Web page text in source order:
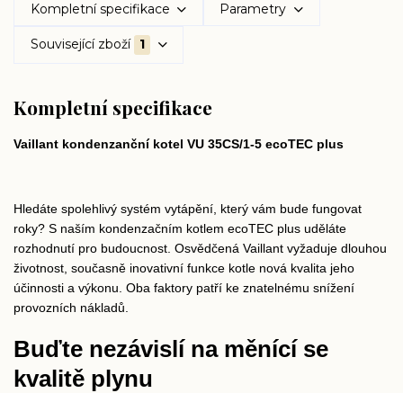
Kompletní specifikace Parametry
Související zboží 1
Kompletní specifikace
Vaillant kondenzanční kotel VU 35CS/1-5 ecoTEC plus
Hledáte spolehlivý systém vytápění, který vám bude fungovat
roky? S naším kondenzačním kotlem ecoTEC plus uděláte
rozhodnutí pro budoucnost. Osvědčená Vaillant vyžaduje dlouhou
životnost, současně inovativní funkce kotle nová kvalita jeho
účinnosti a výkonu. Oba faktory patří ke znatelnému snížení
provozních nákladů.
Buďte nezávislí na měnící se
kvalitě plynu